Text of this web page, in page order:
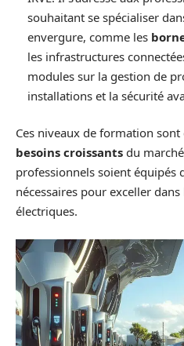
souhaitant se spécialiser
envergure, comme les
les infrastructures
modules sur la gestion de
installations et la sécurité
Ces niveaux de formation
besoins croissants du
professionnels soient équipés
nécessaires pour exceller
électriques.